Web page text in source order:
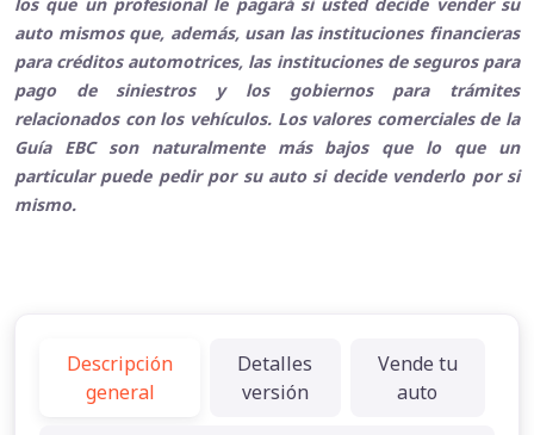
auto mismos que, además, usan las instituciones financieras
para créditos automotrices, las instituciones de seguros para
pago de siniestros y los gobiernos para trámites
relacionados con los vehículos. Los valores comerciales de la
Guía EBC son naturalmente más bajos que lo que un
particular puede pedir por su auto si decide venderlo por si
mismo.
Descripción
general
Detalles
versión
Vende tu
auto